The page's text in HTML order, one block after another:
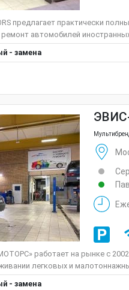
предлагает практически
автомобилей
- замена
работает на рынке c
легковых и
- замена